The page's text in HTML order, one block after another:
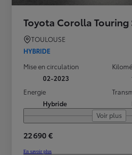
Toyota Corolla Touring
TOULOUSE
HYBRIDE
Mise en circulation
02-2023
Energie
Hybride
Voir plus
22 690 €
En savoir plus